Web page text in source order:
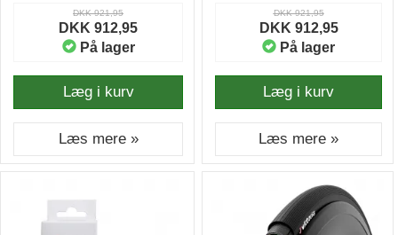
DKK 921,95
DKK 912,95
På lager
Læg i kurv
Læs mere »
DKK 921,95
DKK 912,95
På lager
Læg i kurv
Læs mere »